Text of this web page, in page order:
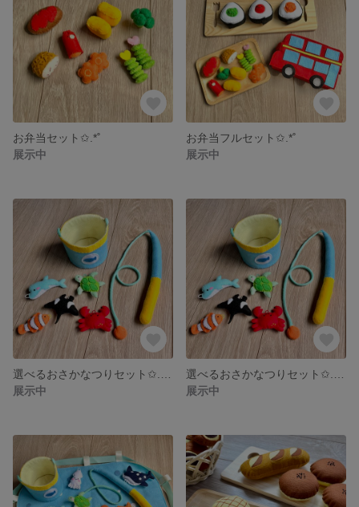
お弁当セット✩.*˚
展示中
お弁当フルセット✩.*˚
展示中
展示中
展示中